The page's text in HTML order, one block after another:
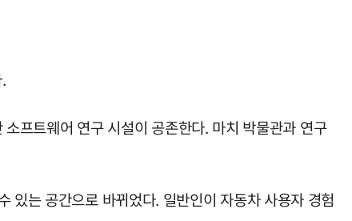
프트웨어 연구 시설이 공존한다. 마치 박물관과 연구
있는 공간으로 바뀌었다. 일반인이 자동차 사용자 경험